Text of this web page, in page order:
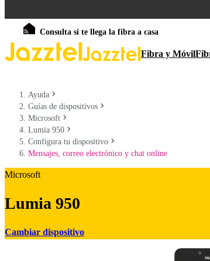
Consulta si te llega la fibra a casa
Fibra y Móvil
Ayuda
Guías de dispositivos
Microsoft
Lumia 950
Configura tu dispositivo
Mensajes, correo electrónico y chat online
Microsoft
Lumia 950
Cambiar dispositivo